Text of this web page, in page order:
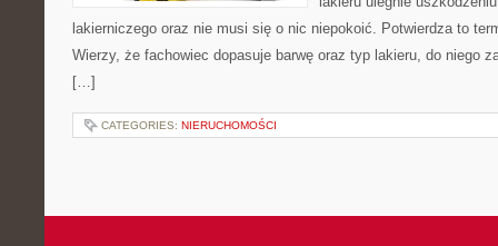
lakierniczego oraz nie musi się o nic niepokoić. Potwierdza to
Wierzy, że fachowiec dopasuje barwę oraz typ lakieru, do niego
[…]
CATEGORIES: NIERUCHOMOŚCI